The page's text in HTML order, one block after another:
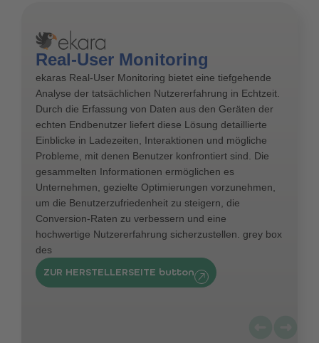
Real-User Monitoring
ekaras Real-User Monitoring bietet eine tiefgehende
Analyse der tatsächlichen Nutzererfahrung in Echtzeit.
Durch die Erfassung von Daten aus den Geräten der
echten Endbenutzer liefert diese Lösung detaillierte
Einblicke in Ladezeiten, Interaktionen und mögliche
Probleme, mit denen Benutzer konfrontiert sind. Die
gesammelten Informationen ermöglichen es
Unternehmen, gezielte Optimierungen vorzunehmen,
um die Benutzerzufriedenheit zu steigern, die
Conversion-Raten zu verbessern und eine
hochwertige Nutzererfahrung sicherzustellen. grey box
des
ZUR HERSTELLERSEITE button